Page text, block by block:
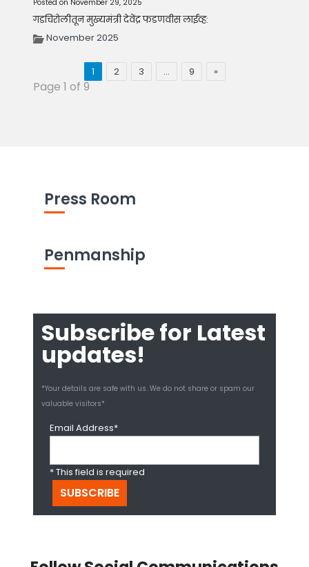
Press Room
Penmanship
Subscribe for Latest
updates!
*Your details are safe with us. We do not share or spam our
valuable visitors*
Email Address*
* This field is required
Posted on November 29, 2025
गडचिरोलीतून मुख्यमंत्री देवेंद्र फडणवीस लाईव्ह:
November 2025
1 2 3 … 9 »
Page 1 of 9